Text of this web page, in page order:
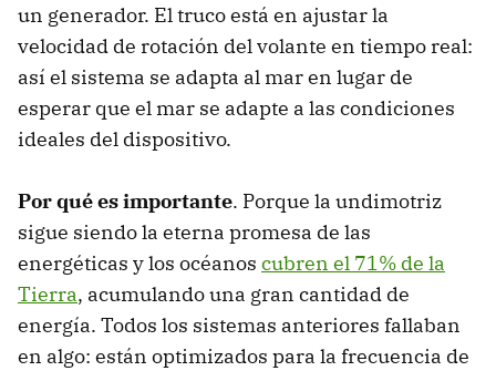
un generador. El truco está en ajustar la
velocidad de rotación del volante en tiempo real:
así el sistema se adapta al mar en lugar de
esperar que el mar se adapte a las condiciones
ideales del dispositivo.
Por qué es importante. Porque la undimotriz
sigue siendo la eterna promesa de las
energéticas y los océanos cubren el 71% de la
Tierra, acumulando una gran cantidad de
energía. Todos los sistemas anteriores fallaban
en algo: están optimizados para la frecuencia de